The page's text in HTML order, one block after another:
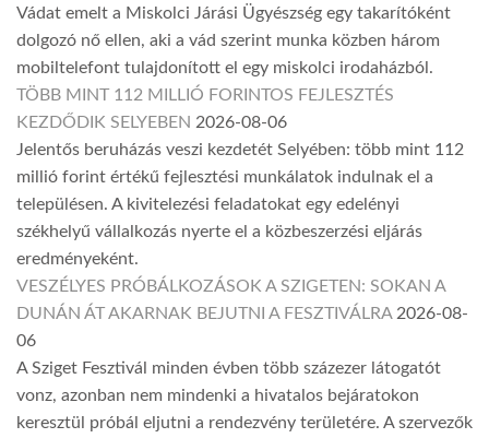
Vádat emelt a Miskolci Járási Ügyészség egy takarítóként
dolgozó nő ellen, aki a vád szerint munka közben három
mobiltelefont tulajdonított el egy miskolci irodaházból.
TÖBB MINT 112 MILLIÓ FORINTOS FEJLESZTÉS
KEZDŐDIK SELYEBEN 2026-08-06
Jelentős beruházás veszi kezdetét Selyében: több mint 112
millió forint értékű fejlesztési munkálatok indulnak el a
településen. A kivitelezési feladatokat egy edelényi
székhelyű vállalkozás nyerte el a közbeszerzési eljárás
eredményeként.
VESZÉLYES PRÓBÁLKOZÁSOK A SZIGETEN: SOKAN A
DUNÁN ÁT AKARNAK BEJUTNI A FESZTIVÁLRA 2026-08-
06
A Sziget Fesztivál minden évben több százezer látogatót
vonz, azonban nem mindenki a hivatalos bejáratokon
keresztül próbál eljutni a rendezvény területére. A szervezők